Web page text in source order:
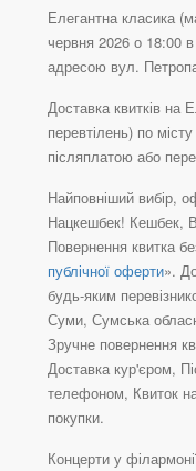
Елегантна класика
червня 2026 о 18:00
адресою вул.
Доставка квитків на
перевтілень) по
післяплатою або
Найповніший вибір,
Нацкешбек! Кешбек,
Повернення квитка
публічної оферти».
будь-яким
Суми, Сумська
Зручне повернення
Доставка кур'єром,
телефоном, Квиток
покупки.
Концерти у